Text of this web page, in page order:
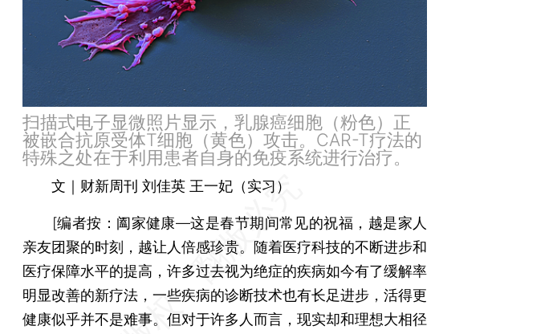
扫描式电子显微照片显示，乳腺癌细胞（粉色）正
被嵌合抗原受体T细胞（黄色）攻击。CAR-T疗法的
特殊之处在于利用患者自身的免疫系统进行治疗。
文｜财新周刊 刘佳英 王一妃（实习）
[编者按：阖家健康—这是春节期间常见的祝福，越是家人
亲友团聚的时刻，越让人倍感珍贵。随着医疗科技的不断进步和
医疗保障水平的提高，许多过去视为绝症的疾病如今有了缓解率
明显改善的新疗法，一些疾病的诊断技术也有长足进步，活得更
健康似乎并不是难事。但对于许多人而言，现实却和理想大相径